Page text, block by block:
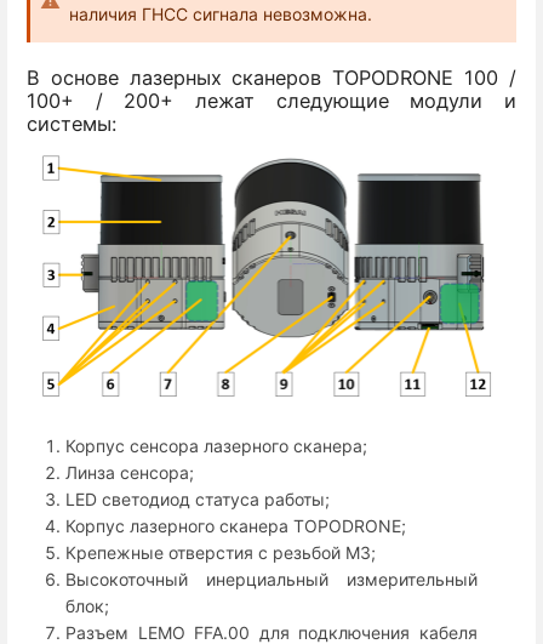
наличия ГНСС сигнала невозможна.
В основе лазерных сканеров TOPODRONE 100 /
100+ / 200+ лежат следующие модули и
системы:
Корпус сенсора лазерного сканера;
Линза сенсора;
LED светодиод статуса работы;
Корпус лазерного сканера TOPODRONE;
Крепежные отверстия с резьбой М3;
Высокоточный инерциальный измерительный
блок;
Разъем LEMO FFA.00 для подключения кабеля